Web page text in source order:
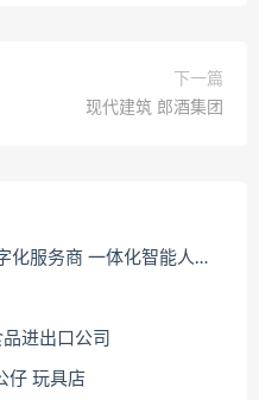
下一篇
现代建筑 郎酒集团
人事管理系统 人力资源数字化综合服务商
进出口公司
仔 玩具店